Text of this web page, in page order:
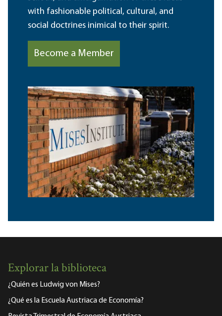
with fashionable political, cultural, and
social doctrines inimical to their spirit.
Become a Member
Explorar la biblioteca
¿Quién es Ludwig von Mises?
¿Qué es la Escuela Austriaca de Economía?